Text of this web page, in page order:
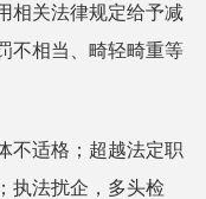
相关法律规定给予减
不相当、畸轻畸重等
适格；超越法定职
执法扰企，多头检